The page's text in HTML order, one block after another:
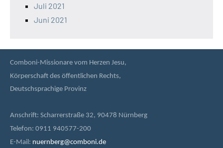
Juli 2021
Juni 2021
Comboni-Missionare vom Herzen Jesu,
Körperschaft des öffentlichen Rechts,
Deutschsprachige Provinz
Anschrift: Scharrerstraße 32, 90478 Nürnberg
Telefon: 0911 940577-200
E-Mail: nuernberg@comboni.de